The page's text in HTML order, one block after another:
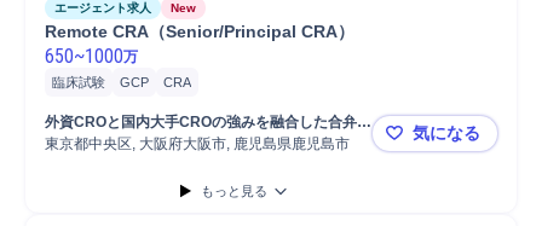
エージェント求人 New
Remote CRA（Senior/Principal CRA）
650~1000万
臨床試験 GCP CRA
外資CROと国内大手CROの強みを融合した合弁会
社
東京都中央区, 大阪府大阪市, 鹿児島県鹿児島市 Remote
気になる
もっと見る